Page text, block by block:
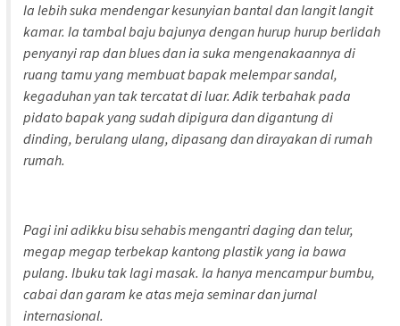
Ia lebih suka mendengar kesunyian bantal dan langit langit
kamar. Ia tambal baju bajunya dengan hurup hurup berlidah
penyanyi rap dan blues dan ia suka mengenakaannya di
ruang tamu yang membuat bapak melempar sandal,
kegaduhan yan tak tercatat di luar. Adik terbahak pada
pidato bapak yang sudah dipigura dan digantung di
dinding, berulang ulang, dipasang dan dirayakan di rumah
rumah.
Pagi ini adikku bisu sehabis mengantri daging dan telur,
megap megap terbekap kantong plastik yang ia bawa
pulang. Ibuku tak lagi masak. Ia hanya mencampur bumbu,
cabai dan garam ke atas meja seminar dan jurnal
internasional.